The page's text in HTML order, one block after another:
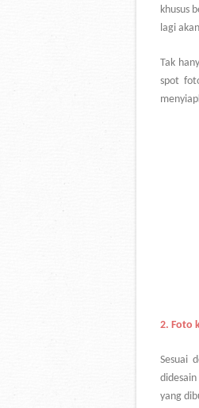
khusus
lagi
Tak
spot
2. Foto
Sesuai
yang